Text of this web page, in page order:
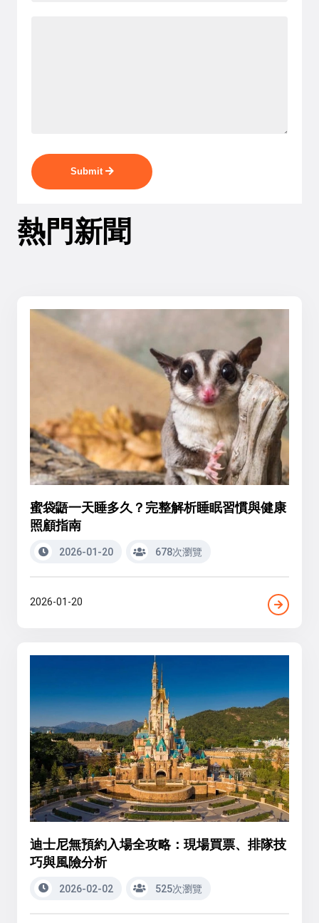
Submit
熱門新聞
蜜袋鼯一天睡多久？完整解析睡眠習慣與健康
照顧指南
2026-01-20 678次瀏覽
2026-01-20
迪士尼無預約入場全攻略：現場買票、排隊技
巧與風險分析
2026-02-02 525次瀏覽